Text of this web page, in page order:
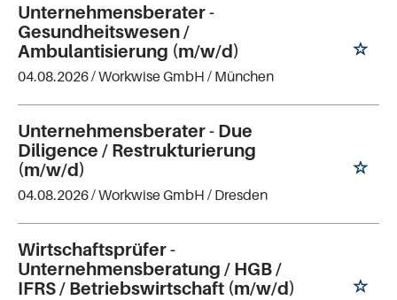
Unternehmensberater -
Gesundheitswesen /
Ambulantisierung (m/w/d)
04.08.2026 /Workwise GmbH / München
Unternehmensberater - Due
Diligence / Restrukturierung
(m/w/d)
04.08.2026 /Workwise GmbH / Dresden
Wirtschaftsprüfer -
Unternehmensberatung / HGB /
IFRS / Betriebswirtschaft (m/w/d)